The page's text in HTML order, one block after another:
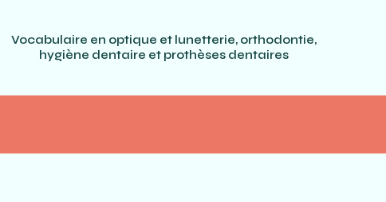
Vocabulaire en optique et lunetterie, orthodontie,
hygiène dentaire et prothèses dentaires